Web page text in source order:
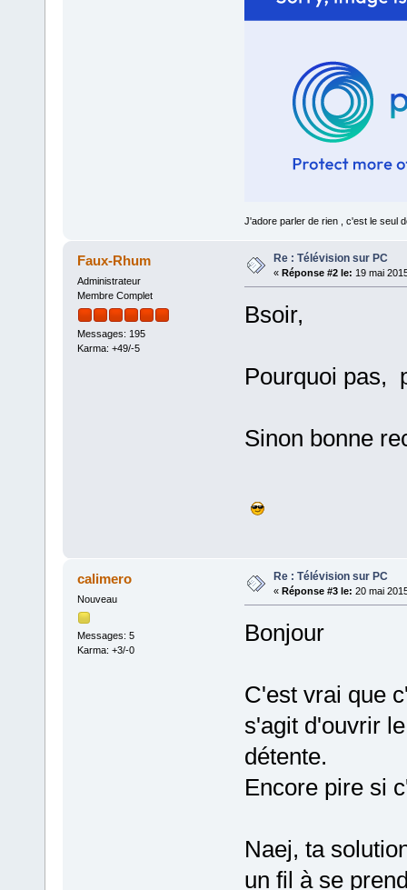
J'adore parler de rien , c'est le seul
Faux-Rhum
Administrateur
Membre Complet
Messages: 195
Karma: +49/-5
Re : Télévision sur PC
« Réponse #2 le: 19 mai
Bsoir,
Pourquoi pas,
Sinon bonne
calimero
Nouveau
Messages: 5
Karma: +3/-0
Re : Télévision sur PC
« Réponse #3 le: 20 mai
Bonjour
C'est vrai que
s'agit d'ouvrir
détente.
Encore pire si
Naej, ta
un fil à se